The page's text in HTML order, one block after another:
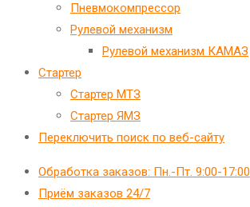
Пневмокомпрессор
Рулевой механизм
Рулевой механизм КАМАЗ
Стартер
Стартер МТЗ
Стартер ЯМЗ
Переключить поиск по веб-сайту
Обработка заказов: Пн.-Пт. 9:00-17:00
Приём заказов 24/7